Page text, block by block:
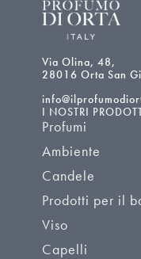
Via Olina, 48,
28016 Orta San
I NOSTRI
Profumi
Ambiente
Candele
Prodotti per il
Viso
Capelli